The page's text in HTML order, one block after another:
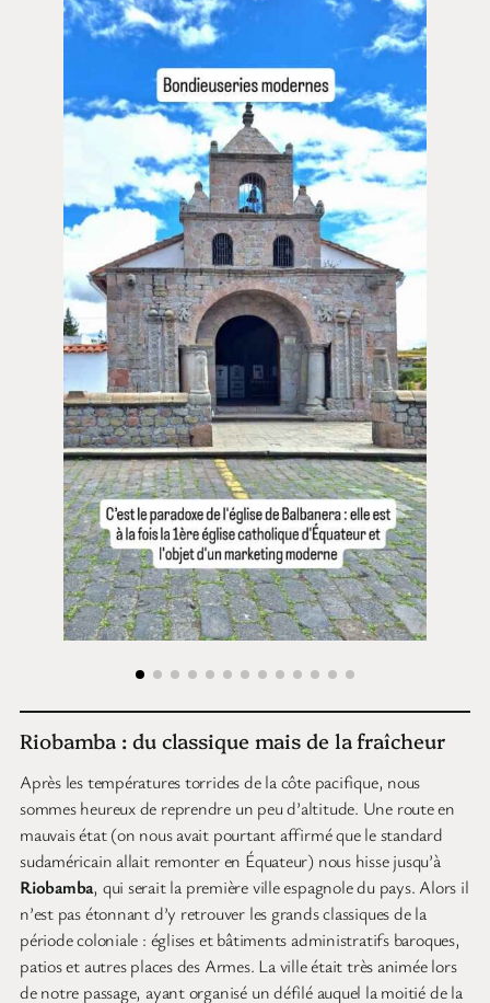
Riobamba : du classique mais de la fraîcheur
Après les températures torrides de la côte pacifique, nous
sommes heureux de reprendre un peu d’altitude. Une route en
mauvais état (on nous avait pourtant affirmé que le standard
sudaméricain allait remonter en Équateur) nous hisse jusqu’à
Riobamba, qui serait la première ville espagnole du pays. Alors il
n’est pas étonnant d’y retrouver les grands classiques de la
période coloniale : églises et bâtiments administratifs baroques,
patios et autres places des Armes. La ville était très animée lors
de notre passage, ayant organisé un défilé auquel la moitié de la